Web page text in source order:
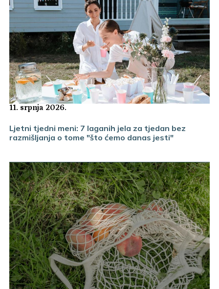
11. srpnja 2026.
Ljetni tjedni meni: 7 laganih jela za tjedan bez
razmišljanja o tome "što ćemo danas jesti"